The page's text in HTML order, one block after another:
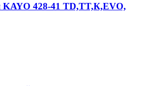
KAYO 428-41 TD,TT,К,EVO,